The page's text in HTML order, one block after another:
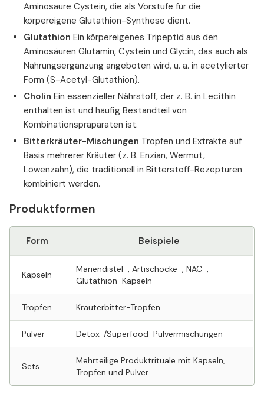
Aminosäure Cystein, die als Vorstufe für die
körpereigene Glutathion-Synthese dient.
Glutathion Ein körpereigenes Tripeptid aus den
Aminosäuren Glutamin, Cystein und Glycin, das auch als
Nahrungsergänzung angeboten wird, u. a. in acetylierter
Form (S-Acetyl-Glutathion).
Cholin Ein essenzieller Nährstoff, der z. B. in Lecithin
enthalten ist und häufig Bestandteil von
Kombinationspräparaten ist.
Bitterkräuter-Mischungen Tropfen und Extrakte auf
Basis mehrerer Kräuter (z. B. Enzian, Wermut,
Löwenzahn), die traditionell in Bitterstoff-Rezepturen
kombiniert werden.
Produktformen
Form Beispiele
Kapseln
Mariendistel-, Artischocke-, NAC-,
Glutathion-Kapseln
Tropfen Kräuterbitter-Tropfen
Pulver Detox-/Superfood-Pulvermischungen
Sets
Mehrteilige Produktrituale mit Kapseln,
Tropfen und Pulver